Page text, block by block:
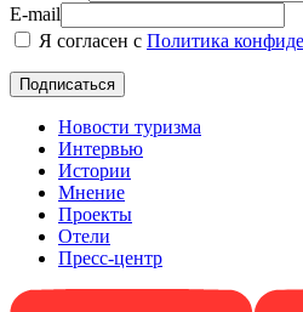
E-mail
Я согласен с Политика
Новости туризма
Интервью
Истории
Мнение
Проекты
Отели
Пресс-центр